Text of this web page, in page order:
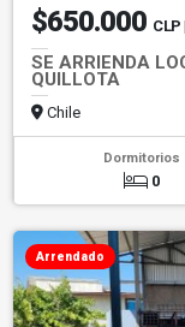
$650.000 CLP
SE ARRIENDA
QUILLOTA
Chile
Dormitorios
0
Arrendado